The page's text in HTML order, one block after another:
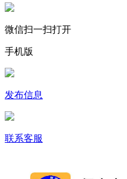
微信扫一扫打开
手机版
发布信息
联系客服